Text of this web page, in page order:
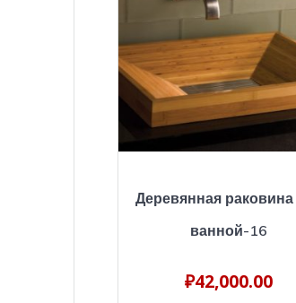
Деревянная
ванной-16
₽42,000.00